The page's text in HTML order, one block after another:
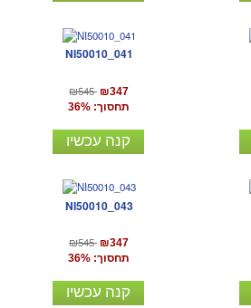
NI50010_041
₪545 ₪347
תחסוך: 36%
קנה עכשיו
NI50010_043
₪545 ₪347
תחסוך: 36%
קנה עכשיו